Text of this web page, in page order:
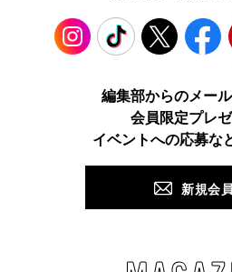
TikTok Facebook
編集部からのメール
会員限定プレ
イベントへの応募な
新規会